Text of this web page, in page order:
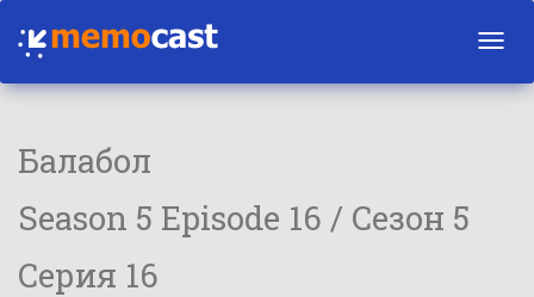
Балабол
Season 5 Episode 16 / Сезон 5
Серия 16